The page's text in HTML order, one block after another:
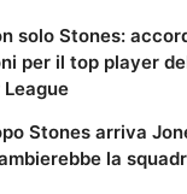
solo Stones:
per il top player
Stones arriva
la